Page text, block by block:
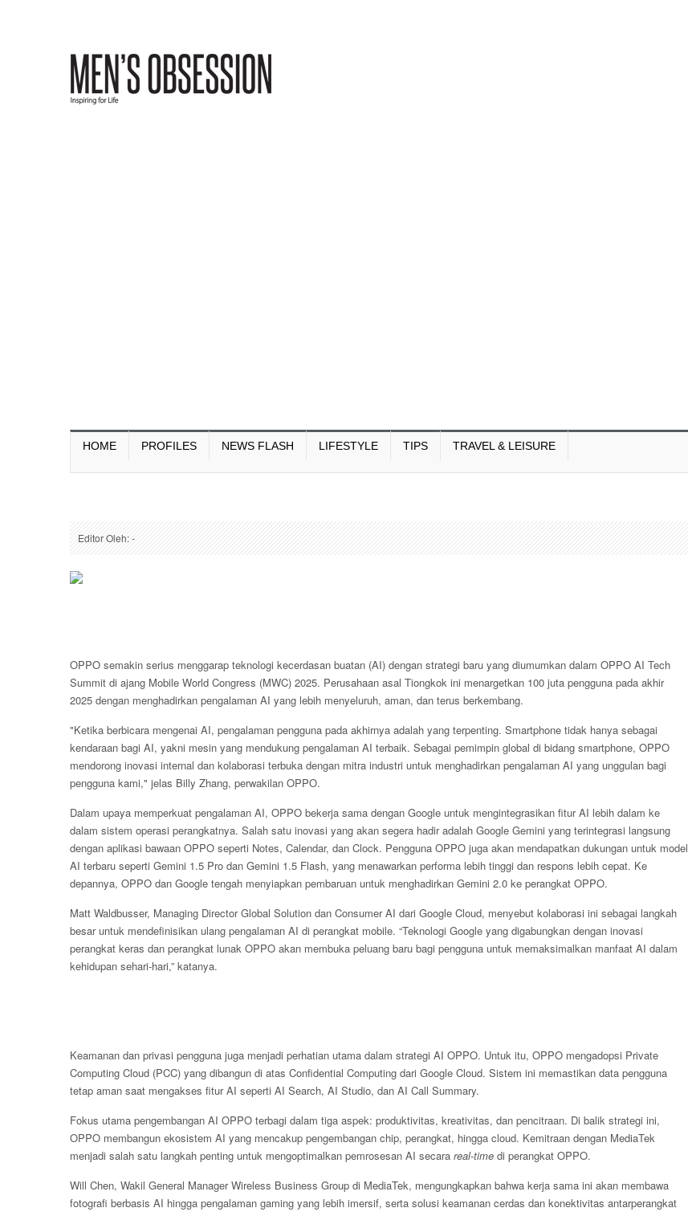
HOME PROFILES NEWS FLASH LIFESTYLE TIPS TRAVEL & LEISURE
Editor Oleh: -
OPPO semakin serius menggarap teknologi kecerdasan buatan (AI) dengan strategi baru yang diumumkan dalam OPPO AI Tech
Summit di ajang Mobile World Congress (MWC) 2025. Perusahaan asal Tiongkok ini menargetkan 100 juta pengguna pada akhir
2025 dengan menghadirkan pengalaman AI yang lebih menyeluruh, aman, dan terus berkembang.
"Ketika berbicara mengenai AI, pengalaman pengguna pada akhirnya adalah yang terpenting. Smartphone tidak hanya sebagai
kendaraan bagi AI, yakni mesin yang mendukung pengalaman AI terbaik. Sebagai pemimpin global di bidang smartphone, OPPO
mendorong inovasi internal dan kolaborasi terbuka dengan mitra industri untuk menghadirkan pengalaman AI yang unggulan bagi
pengguna kami," jelas Billy Zhang, perwakilan OPPO.
Dalam upaya memperkuat pengalaman AI, OPPO bekerja sama dengan Google untuk mengintegrasikan fitur AI lebih dalam ke
dalam sistem operasi perangkatnya. Salah satu inovasi yang akan segera hadir adalah Google Gemini yang terintegrasi langsung
dengan aplikasi bawaan OPPO seperti Notes, Calendar, dan Clock. Pengguna OPPO juga akan mendapatkan dukungan untuk model
AI terbaru seperti Gemini 1.5 Pro dan Gemini 1.5 Flash, yang menawarkan performa lebih tinggi dan respons lebih cepat. Ke
depannya, OPPO dan Google tengah menyiapkan pembaruan untuk menghadirkan Gemini 2.0 ke perangkat OPPO.
Matt Waldbusser, Managing Director Global Solution dan Consumer AI dari Google Cloud, menyebut kolaborasi ini sebagai langkah
besar untuk mendefinisikan ulang pengalaman AI di perangkat mobile. “Teknologi Google yang digabungkan dengan inovasi
perangkat keras dan perangkat lunak OPPO akan membuka peluang baru bagi pengguna untuk memaksimalkan manfaat AI dalam
kehidupan sehari-hari,” katanya.
Keamanan dan privasi pengguna juga menjadi perhatian utama dalam strategi AI OPPO. Untuk itu, OPPO mengadopsi Private
Computing Cloud (PCC) yang dibangun di atas Confidential Computing dari Google Cloud. Sistem ini memastikan data pengguna
tetap aman saat mengakses fitur AI seperti AI Search, AI Studio, dan AI Call Summary.
Fokus utama pengembangan AI OPPO terbagi dalam tiga aspek: produktivitas, kreativitas, dan pencitraan. Di balik strategi ini,
OPPO membangun ekosistem AI yang mencakup pengembangan chip, perangkat, hingga cloud. Kemitraan dengan MediaTek
menjadi salah satu langkah penting untuk mengoptimalkan pemrosesan AI secara real-time di perangkat OPPO.
Will Chen, Wakil General Manager Wireless Business Group di MediaTek, mengungkapkan bahwa kerja sama ini akan membawa
fotografi berbasis AI hingga pengalaman gaming yang lebih imersif, serta solusi keamanan cerdas dan konektivitas antarperangkat